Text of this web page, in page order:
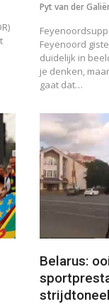
Pyt van der
Feyenoord
duidelijk in
je denken,
gaat dat…
Belarus: